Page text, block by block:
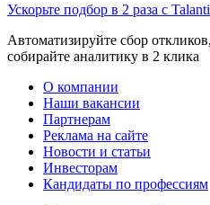
Ускорьте подбор в 2 раза с
Автоматизируйте сбор
собирайте аналитику в 2 клика
О компании
Наши вакансии
Партнерам
Реклама на сайте
Новости и статьи
Инвесторам
Кандидаты по профессиям